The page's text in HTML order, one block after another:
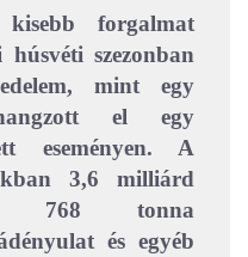
kisebb forgalmat
szezonban
mint egy
el egy
eseményen. A
3,6 milliárd
768 tonna
és egyéb